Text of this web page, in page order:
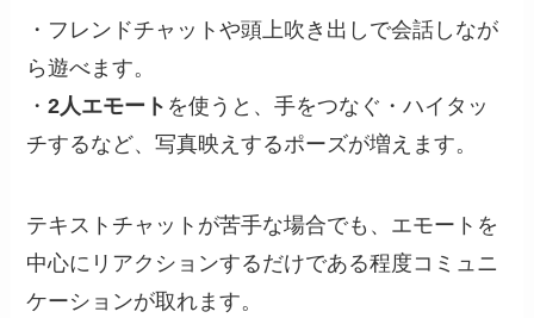
・フレンドチャットや頭上吹き出しで会話しなが
ら遊べます。
・2人エモート を使うと、手をつなぐ・ハイタッ
チするなど、写真映えするポーズが増えます。
テキストチャットが苦手な場合でも、エモートを
中心にリアクションするだけである程度コミュニ
ケーションが取れます。